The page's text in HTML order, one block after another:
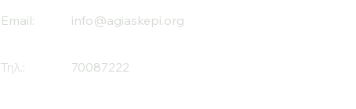
Email: info@agiaskepi.org
Τηλ.: 70087222